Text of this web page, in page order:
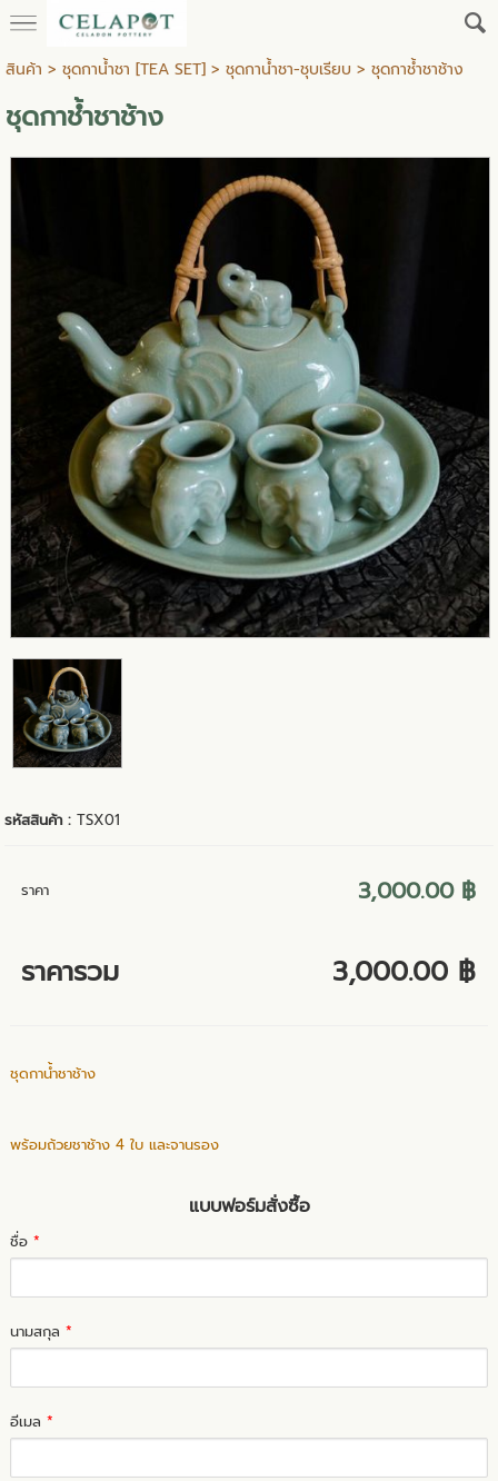
สินค้า > ชุดกาน้ำชา [TEA SET]> ชุดกาน้ำชา-ชุบเรียบ > ชุดกาช้ำชาช้าง
ชุดกาช้ำชาช้าง
รหัสสินค้า :TSX01
ราคา 3,000.00 ฿
ราคารวม 3,000.00 ฿
ชุดกาน้ำชาช้าง
พร้อมถ้วยชาช้าง 4 ใบ และจานรอง
แบบฟอร์มสั่งซื้อ
ชื่อ*
นามสกุล*
อีเมล*